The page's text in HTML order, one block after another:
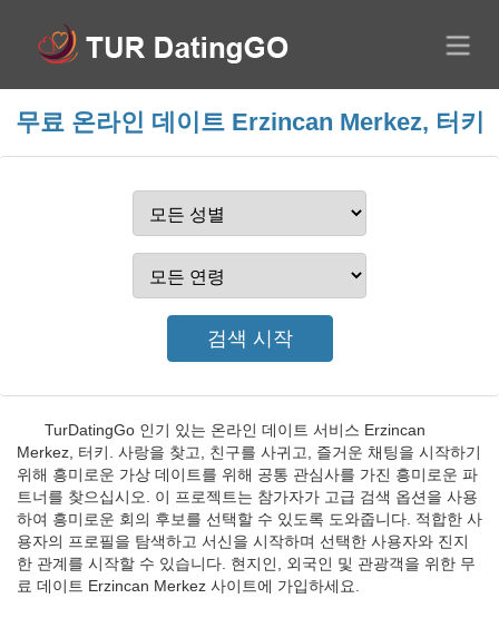
무료 온라인 데이트 Erzincan Merkez, 터키
TurDatingGo 인기 있는 온라인 데이트 서비스 Erzincan
Merkez, 터키. 사랑을 찾고, 친구를 사귀고, 즐거운 채팅을 시작하기
위해 흥미로운 가상 데이트를 위해 공통 관심사를 가진 흥미로운 파
트너를 찾으십시오. 이 프로젝트는 참가자가 고급 검색 옵션을 사용
하여 흥미로운 회의 후보를 선택할 수 있도록 도와줍니다. 적합한 사
용자의 프로필을 탐색하고 서신을 시작하며 선택한 사용자와 진지
한 관계를 시작할 수 있습니다. 현지인, 외국인 및 관광객을 위한 무
료 데이트 Erzincan Merkez 사이트에 가입하세요.